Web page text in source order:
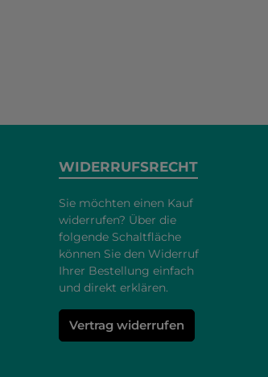
WIDERRUFSRECHT
Sie möchten einen Kauf
widerrufen? Über die
folgende Schaltfläche
können Sie den Widerruf
Ihrer Bestellung einfach
und direkt erklären.
Vertrag widerrufen